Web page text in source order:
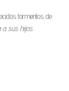
tormentos de
a sus hijos